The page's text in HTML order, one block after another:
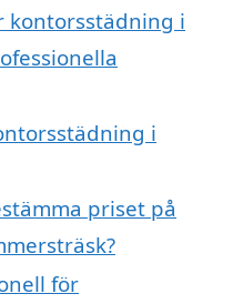
kontorsstädning i
i
priset på
för